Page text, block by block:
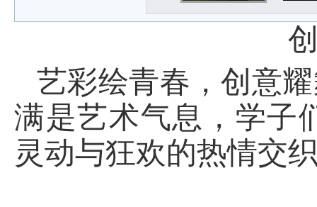
艺彩绘青春，创意
满是艺术气息，学子
灵动与狂欢的热情交